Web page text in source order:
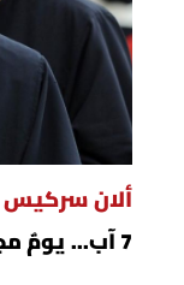
ألان سركيس
7 آب... يومٌ مجيد